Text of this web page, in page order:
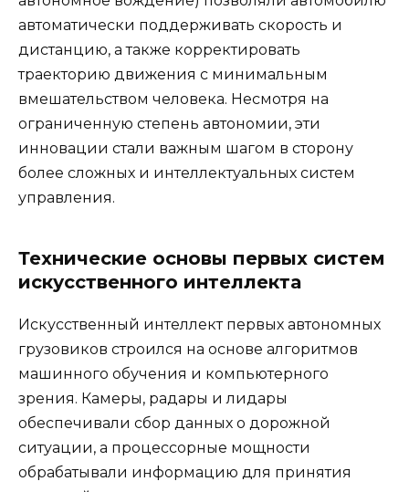
автоматически поддерживать скорость и
дистанцию, а также корректировать
траекторию движения с минимальным
вмешательством человека. Несмотря на
ограниченную степень автономии, эти
инновации стали важным шагом в сторону
более сложных и интеллектуальных систем
управления.
Технические основы первых систем
искусственного интеллекта
Искусственный интеллект первых автономных
грузовиков строился на основе алгоритмов
машинного обучения и компьютерного
зрения. Камеры, радары и лидары
обеспечивали сбор данных о дорожной
ситуации, а процессорные мощности
обрабатывали информацию для принятия